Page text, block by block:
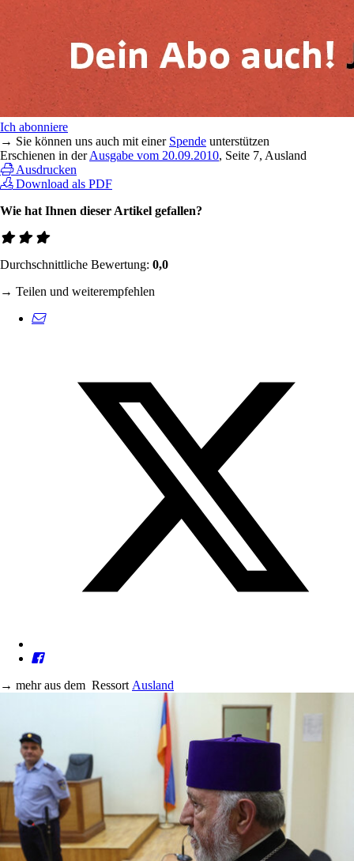
Ich abonniere
→ Sie können uns auch mit einer Spende unterstützen
Erschienen in derAusgabe vom 20.09.2010, Seite 7, Ausland
Ausdrucken
Download als PDF
Wie hat Ihnen dieser Artikel gefallen?
Durchschnittliche Bewertung: 0,0
→ Teilen und weiterempfehlen
→ mehr aus dem Ressort Ausland